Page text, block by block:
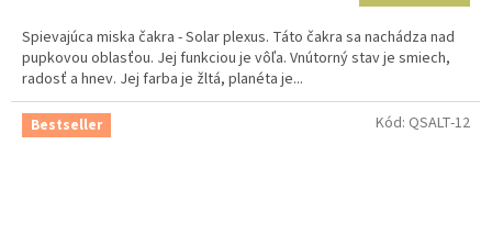
Spievajúca miska čakra - Solar plexus. Táto čakra sa nachádza nad
pupkovou oblasťou. Jej funkciou je vôľa. Vnútorný stav je smiech,
radosť a hnev. Jej farba je žltá, planéta je...
Bestseller Kód: QSALT-12